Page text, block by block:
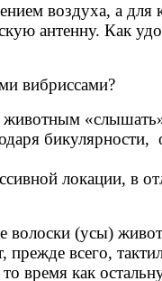
воздуха, а для
антенну. Как
вибриссами?
локации, в
волоски (усы)
всего,
время как